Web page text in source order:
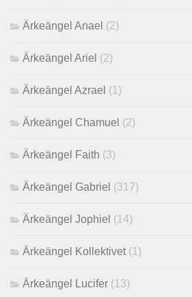
Ärkeängel Anael (2)
Ärkeängel Ariel (2)
Ärkeängel Azrael (1)
Ärkeängel Chamuel (2)
Ärkeängel Faith (3)
Ärkeängel Gabriel (317)
Ärkeängel Jophiel (14)
Ärkeängel Kollektivet (1)
Ärkeängel Lucifer (13)